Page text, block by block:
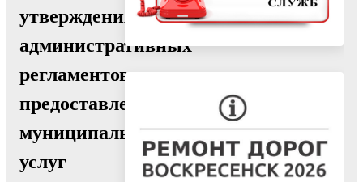
утверждения
административных
регламентов
предоставления
муниципальных
услуг